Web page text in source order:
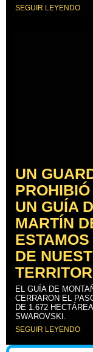
SEGUIR LEYENDO
UN
UN GUÍA
MARTÍN
DE
EL GUÍA DE
CERRARON EL
DE 1.672
SWAROVSKI.
SEGUIR LEYENDO